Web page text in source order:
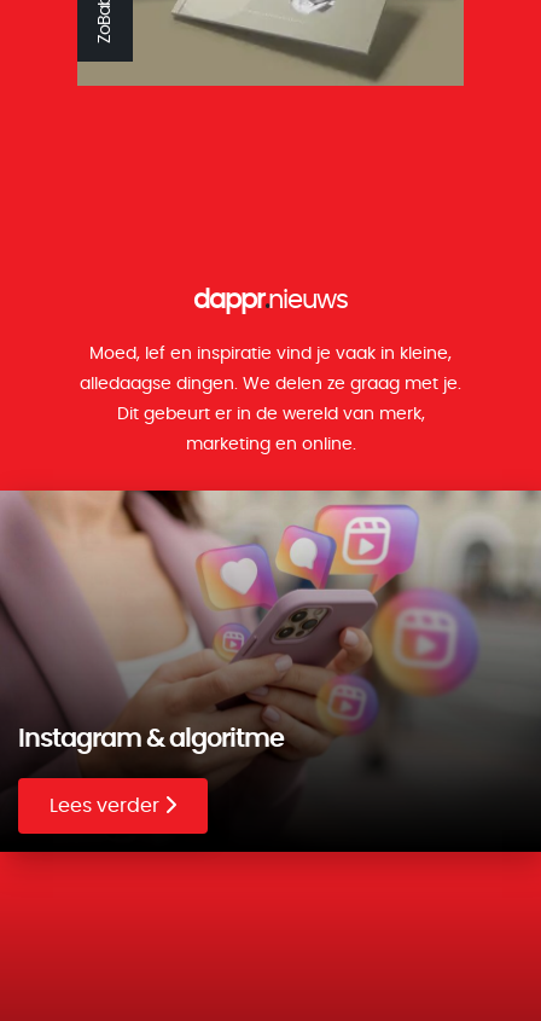
ZoBaby
dappr.nieuws
Moed, lef en inspiratie vind je vaak in kleine,
alledaagse dingen. We delen ze graag met je.
Dit gebeurt er in de wereld van merk,
marketing en online.
Instagram & algoritme
Lees verder